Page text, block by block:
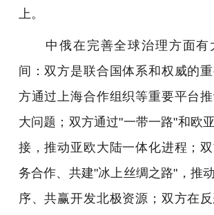
上。
中俄在完善全球治理方面有
间：双方是联合国体系和权威的
方通过上海合作组织等重要平台
大问题；双方通过"一带一路"和欧
接，推动亚欧大陆一体化进程；
务合作、共建"冰上丝绸之路"，推
序、共赢开发北极资源；双方在